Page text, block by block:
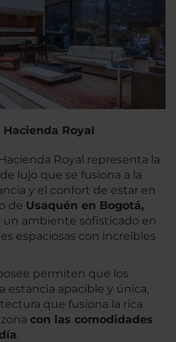
Royal
Royal representa la
lujo que se fusiona a la
y el confort de estar en
de Usaquén en Bogotá,
un ambiente sofisticado en
espaciosas con increíbles
permiten que los
estancia apacible y única,
que fusiona la rica
con las comodidades
.